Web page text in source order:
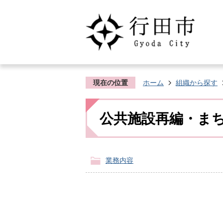
現在の位置 ホーム 組織から探す
公共施設再編・ま
業務内容